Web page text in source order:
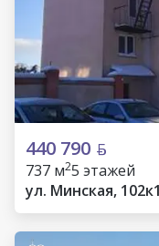
440 790
737 м25 этажей
ул. Минская,